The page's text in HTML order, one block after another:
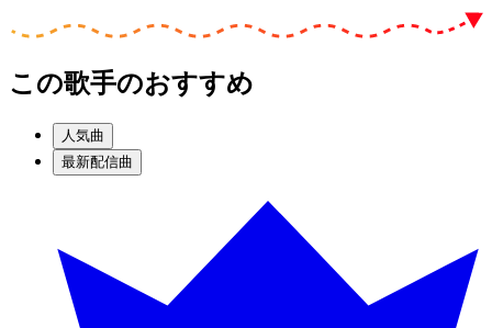
この歌手のおすすめ
人気曲
最新配信曲